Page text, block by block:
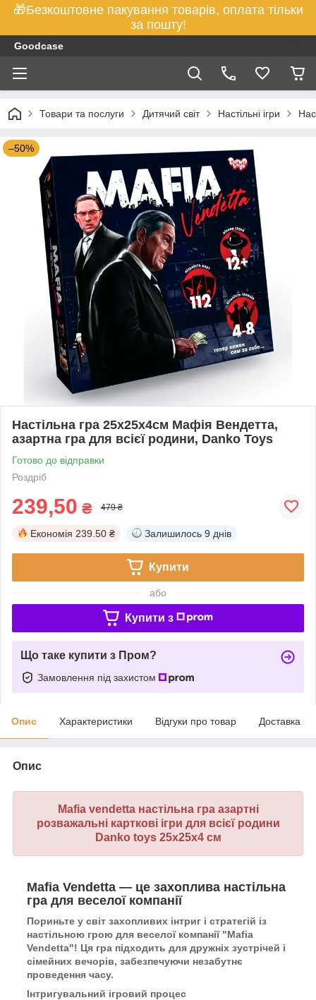
🎁Безкоштовне пакування товарів, оплата тільки
за пошту!
Goodcase
Товари та послуги Дитячий світ Настільні ігри
–50%
Настільна гра 25х25х4см Мафія Вендетта,
азартна гра для всієї родини, Danko Toys
Готово до відправки
Роздріб
239,50 ₴ 479 ₴
Економія 239.50 ₴ Залишилось 9 днів
Купити
або
Купити з
Що таке купити з Пром?
Замовлення під захистом
Опис Характеристики Відгуки про товар Доставка
Опис
Mafia vendetta настільна гра азартні
розважальні карткові ігри для всієї родини
Danko toys 25х25х4 см
Mafia Vendetta — це захоплива настільна
гра для веселої компанії
Пориньте у світ захопливих інтриг і стратегій із
настільною грою для веселої компанії "Mafia
Vendetta"! Ця гра підходить для дружніх зустрічей і
сімейних вечорів, забезпечуючи незабутнє
проведення часу.
Інтригувальний ігровий процес